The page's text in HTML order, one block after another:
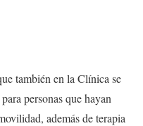
también en la Clínica se
personas que hayan
además de terapia